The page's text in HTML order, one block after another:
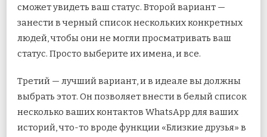
сможет увидеть ваш статус. Второй вариант —
занести в черный список нескольких конкретных
людей, чтобы они не могли просматривать ваш
статус. Просто выберите их имена, и все.
Третий — лучший вариант, и в идеале вы должны
выбрать этот. Он позволяет внести в белый список
несколько ваших контактов WhatsApp для ваших
историй, что-то вроде функции «Близкие друзья» в